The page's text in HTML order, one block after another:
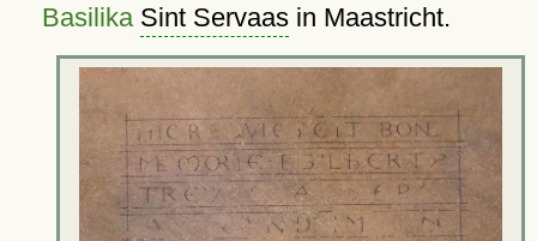
Basilika Sint Servaasin Maastricht.